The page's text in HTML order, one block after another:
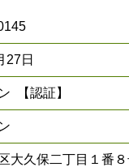
27日
【認証】
大久保二丁目１番